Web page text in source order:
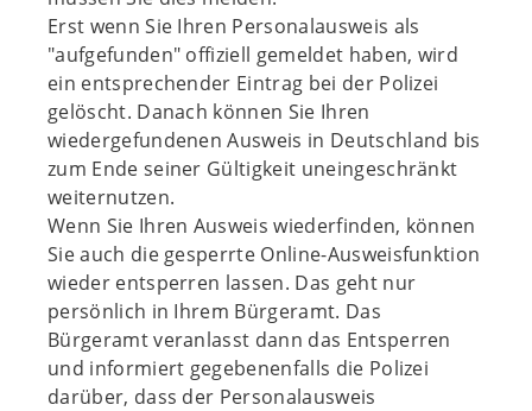
Erst wenn Sie Ihren Personalausweis als
"aufgefunden" offiziell gemeldet haben, wird
ein entsprechender Eintrag bei der Polizei
gelöscht. Danach können Sie Ihren
wiedergefundenen Ausweis in Deutschland bis
zum Ende seiner Gültigkeit uneingeschränkt
weiternutzen.
Wenn Sie Ihren Ausweis wiederfinden, können
Sie auch die gesperrte Online-Ausweisfunktion
wieder entsperren lassen. Das geht nur
persönlich in Ihrem Bürgeramt. Das
Bürgeramt veranlasst dann das Entsperren
und informiert gegebenenfalls die Polizei
darüber, dass der Personalausweis